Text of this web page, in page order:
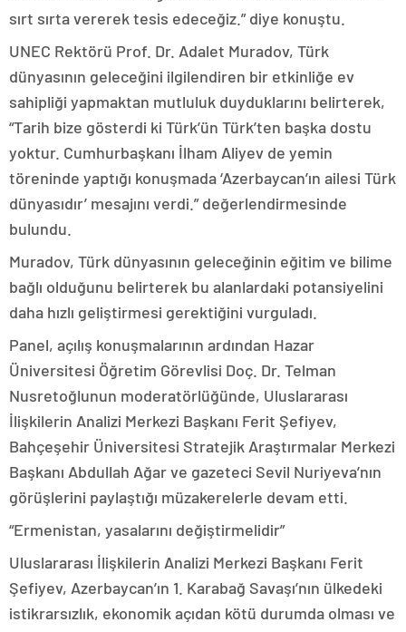
sırt sırta vererek tesis edeceğiz.” diye konuştu.
UNEC Rektörü Prof. Dr. Adalet Muradov, Türk
dünyasının geleceğini ilgilendiren bir etkinliğe ev
sahipliği yapmaktan mutluluk duyduklarını belirterek,
“Tarih bize gösterdi ki Türk’ün Türk’ten başka dostu
yoktur. Cumhurbaşkanı İlham Aliyev de yemin
töreninde yaptığı konuşmada ‘Azerbaycan’ın ailesi Türk
dünyasıdır’ mesajını verdi.” değerlendirmesinde
bulundu.
Muradov, Türk dünyasının geleceğinin eğitim ve bilime
bağlı olduğunu belirterek bu alanlardaki potansiyelini
daha hızlı geliştirmesi gerektiğini vurguladı.
Panel, açılış konuşmalarının ardından Hazar
Üniversitesi Öğretim Görevlisi Doç. Dr. Telman
Nusretoğlunun moderatörlüğünde, Uluslararası
İlişkilerin Analizi Merkezi Başkanı Ferit Şefiyev,
Bahçeşehir Üniversitesi Stratejik Araştırmalar Merkezi
Başkanı Abdullah Ağar ve gazeteci Sevil Nuriyeva’nın
görüşlerini paylaştığı müzakerelerle devam etti.
“Ermenistan, yasalarını değiştirmelidir”
Uluslararası İlişkilerin Analizi Merkezi Başkanı Ferit
Şefiyev, Azerbaycan’ın 1. Karabağ Savaşı’nın ülkedeki
istikrarsızlık, ekonomik açıdan kötü durumda olması ve